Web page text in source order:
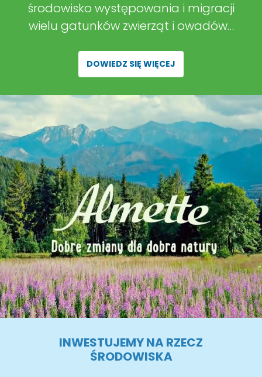
środowisko występowania i migracji
wielu gatunków zwierząt i owadów…
DOWIEDZ SIĘ WIĘCEJ
INWESTUJEMY NA RZECZ
ŚRODOWISKA